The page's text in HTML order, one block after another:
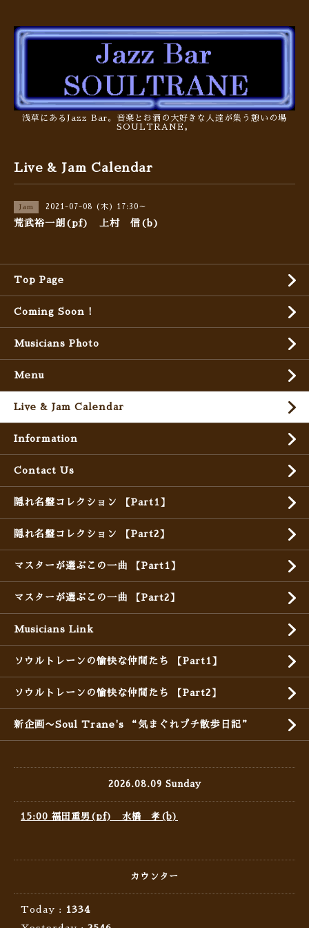
浅草にあるJazz Bar。音楽とお酒の大好きな人達が集う憩いの場
SOULTRANE。
Live & Jam Calendar
Jam 2021-07-08 (木) 17:30～
荒武裕一朗(pf) 上村 信(b)
Top Page
Coming Soon !
Musicians Photo
Menu
Live & Jam Calendar
Information
Contact Us
隠れ名盤コレクション 【Part1】
隠れ名盤コレクション 【Part2】
マスターが選ぶこの一曲 【Part1】
マスターが選ぶこの一曲 【Part2】
Musicians Link
ソウルトレーンの愉快な仲間たち 【Part1】
ソウルトレーンの愉快な仲間たち 【Part2】
新企画〜Soul Trane's “気まぐれプチ散歩日記”
2026.08.09 Sunday
15:00 福田重男(pf) 水橋 孝(b)
カウンター
Today :
1334